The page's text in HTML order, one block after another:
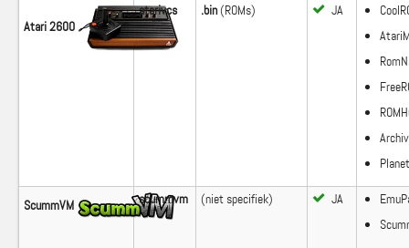
Atari 2600
atarivcs .bin(ROMs) JA
ScummVM scummvm (niet specifiek) JA